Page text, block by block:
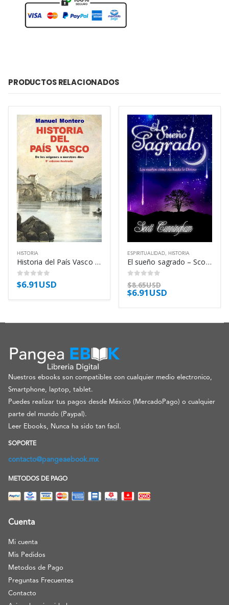
PRODUCTOS RELACIONADOS
HISTORIA
Historia del País Vasco – Manuel Montero
0out of 5
$6.91USD
ESPIRITUALIDAD, HISTORIA
El sueño sagrado – Scott Cunningham
0out of 5
$8.65USD
$6.91USD
Nuestros ebooks son compatibles con cualquier medio electronico,
Smartphone, laptop, tablet.
Puedes realizar tus pagos desde México (MercadoPago) o cualquier
parte del mundo (Paypal).
Leer Ebooks, Nunca ha sido tan facil.
SOPORTE
contacto@pangeaebook.mx
METODOS DE PAGO
Cuenta
Mi cuenta
Mis Pedidos
Metodos de Pago
Preguntas Frecuentes
Contacto